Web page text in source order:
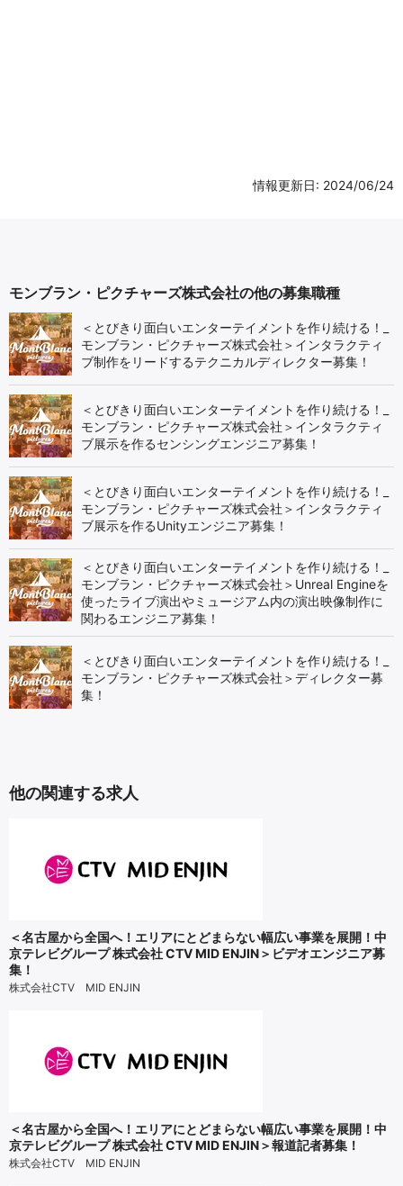
情報更新日: 2024/06/24
モンブラン・ピクチャーズ株式会社の他の募集職種
＜とびきり面白いエンターテイメントを作り続ける！_
モンブラン・ピクチャーズ株式会社＞インタラクティ
ブ制作をリードするテクニカルディレクター募集！
＜とびきり面白いエンターテイメントを作り続ける！_
モンブラン・ピクチャーズ株式会社＞インタラクティ
ブ展示を作るセンシングエンジニア募集！
＜とびきり面白いエンターテイメントを作り続ける！_
モンブラン・ピクチャーズ株式会社＞インタラクティ
ブ展示を作るUnityエンジニア募集！
＜とびきり面白いエンターテイメントを作り続ける！_
モンブラン・ピクチャーズ株式会社＞Unreal Engineを
使ったライブ演出やミュージアム内の演出映像制作に
関わるエンジニア募集！
＜とびきり面白いエンターテイメントを作り続ける！_
モンブラン・ピクチャーズ株式会社＞ディレクター募
集！
他の関連する求人
＜名古屋から全国へ！エリアにとどまらない幅広い事業を展開！中
京テレビグループ 株式会社 CTV MID ENJIN＞ビデオエンジニア募
集！
株式会社CTV MID ENJIN
＜名古屋から全国へ！エリアにとどまらない幅広い事業を展開！中
京テレビグループ 株式会社 CTV MID ENJIN＞報道記者募集！
株式会社CTV MID ENJIN